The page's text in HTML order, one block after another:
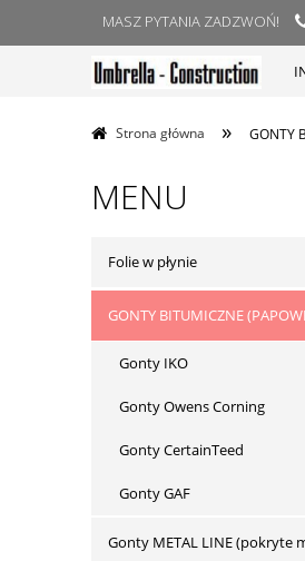
MASZ PYTANIA ZADZWOŃ!
Strona główna » GONTY
MENU
Folie w płynie
GONTY BITUMICZNE
Gonty IKO
Gonty Owens Corning
Gonty CertainTeed
Gonty GAF
Gonty METAL LINE (pokryte